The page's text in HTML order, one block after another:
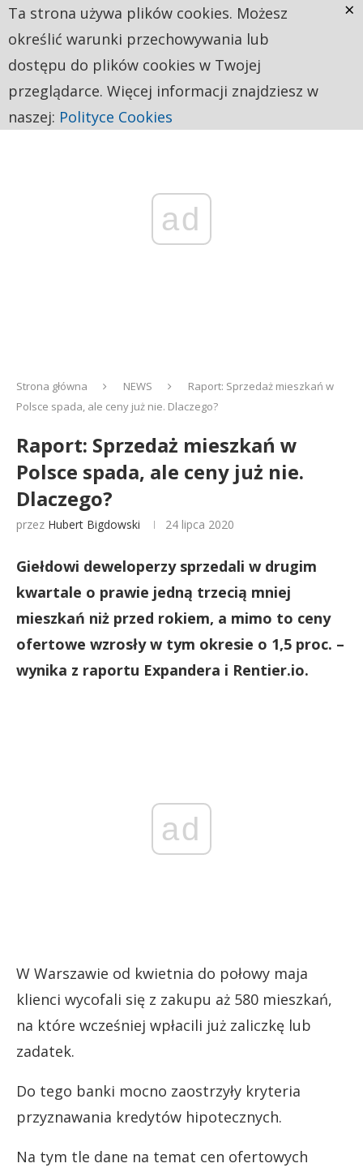
ad
Strona główna NEWS
Raport: Sprzedaż mieszkań w
Polsce spada, ale ceny już nie. Dlaczego?
Raport: Sprzedaż mieszkań w
Polsce spada, ale ceny już nie.
Dlaczego?
przez Hubert Bigdowski 24 lipca 2020
Giełdowi deweloperzy sprzedali w drugim
kwartale o prawie jedną trzecią mniej
mieszkań niż przed rokiem, a mimo to ceny
ofertowe wzrosły w tym okresie o 1,5 proc. –
wynika z raportu Expandera i Rentier.io.
ad
W Warszawie od kwietnia do połowy maja
klienci wycofali się z zakupu aż 580 mieszkań,
na które wcześniej wpłacili już zaliczkę lub
zadatek.
Do tego banki mocno zaostrzyły kryteria
przyznawania kredytów hipotecznych.
Na tym tle dane na temat cen ofertowych
Ta strona używa plików cookies. Możesz
określić warunki przechowywania lub
dostępu do plików cookies w Twojej
przeglądarce. Więcej informacji znajdziesz w
naszej: Polityce Cookies
×